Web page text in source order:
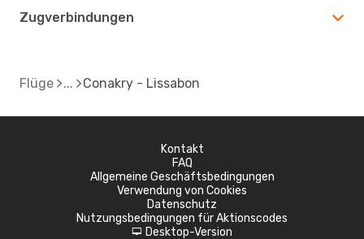
Zugverbindungen
Flüge Conakry - Lissabon
Kontakt
FAQ
Allgemeine Geschäftsbedingungen
Verwendung von Cookies
Datenschutz
Nutzungsbedingungen für Aktionscodes
d Desktop-Version